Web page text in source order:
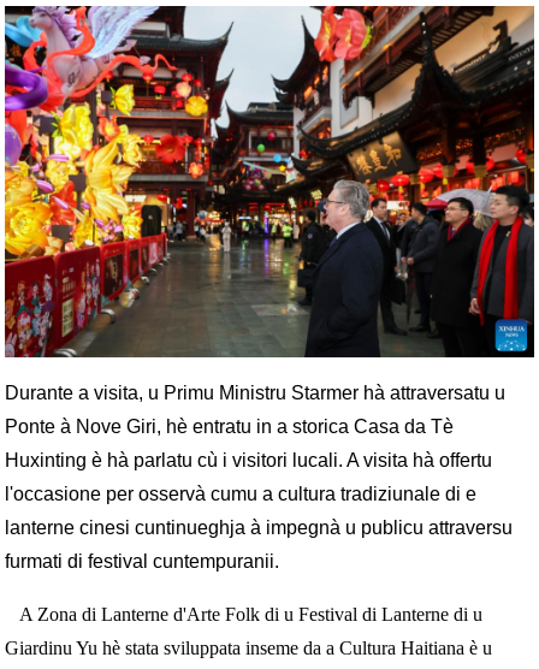
Durante a visita, u Primu Ministru Starmer hà attraversatu u
Ponte à Nove Giri, hè entratu in a storica Casa da Tè
Huxinting è hà parlatu cù i visitori lucali. A visita hà offertu
l'occasione per osservà cumu a cultura tradiziunale di e
lanterne cinesi cuntinueghja à impegnà u publicu attraversu
furmati di festival cuntempuranii.
A Zona di Lanterne d'Arte Folk di u Festival di Lanterne di u
Giardinu Yu hè stata sviluppata inseme da a Cultura Haitiana è u